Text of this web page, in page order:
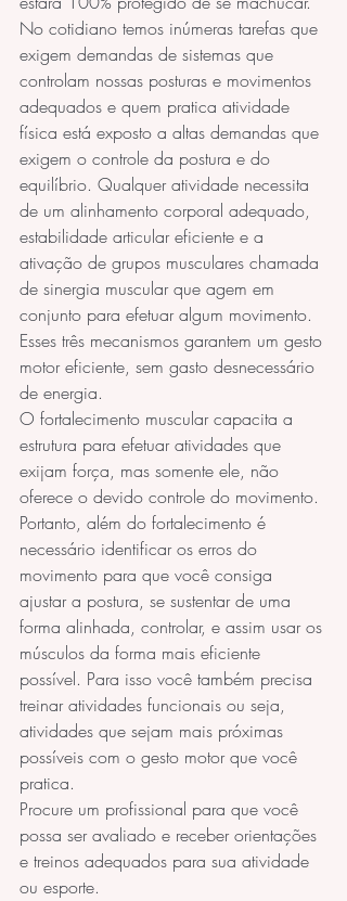
No cotidiano temos inúmeras tarefas que
exigem demandas de sistemas que
controlam nossas posturas e movimentos
adequados e quem pratica atividade
física está exposto a altas demandas que
exigem o controle da postura e do
equilíbrio. Qualquer atividade necessita
de um alinhamento corporal adequado,
estabilidade articular eficiente e a
ativação de grupos musculares chamada
de sinergia muscular que agem em
conjunto para efetuar algum movimento.
Esses três mecanismos garantem um gesto
motor eficiente, sem gasto desnecessário
de energia.
O fortalecimento muscular capacita a
estrutura para efetuar atividades que
exijam força, mas somente ele, não
oferece o devido controle do movimento.
Portanto, além do fortalecimento é
necessário identificar os erros do
movimento para que você consiga
ajustar a postura, se sustentar de uma
forma alinhada, controlar, e assim usar os
músculos da forma mais eficiente
possível. Para isso você também precisa
treinar atividades funcionais ou seja,
atividades que sejam mais próximas
possíveis com o gesto motor que você
pratica.
Procure um profissional para que você
possa ser avaliado e receber orientações
e treinos adequados para sua atividade
ou esporte.